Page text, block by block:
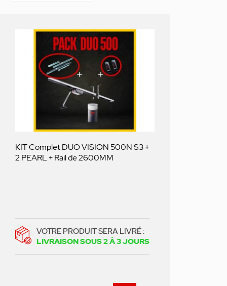
KIT Complet DUO VISION 500N S3 +
2 PEARL + Rail de 2600MM
VOTRE PRODUIT SERA LIVRÉ :
LIVRAISON SOUS 2 À 3 JOURS